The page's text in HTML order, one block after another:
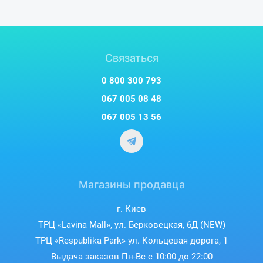
Связаться
0 800 300 793
067 005 08 48
067 005 13 56
Магазины продавца
г. Киев
ТРЦ «Lavina Mall», ул. Берковецкая, 6Д (NEW)
ТРЦ «Respublika Park» ул. Кольцевая дорога, 1
Выдача заказов Пн-Вс с 10:00 до 22:00